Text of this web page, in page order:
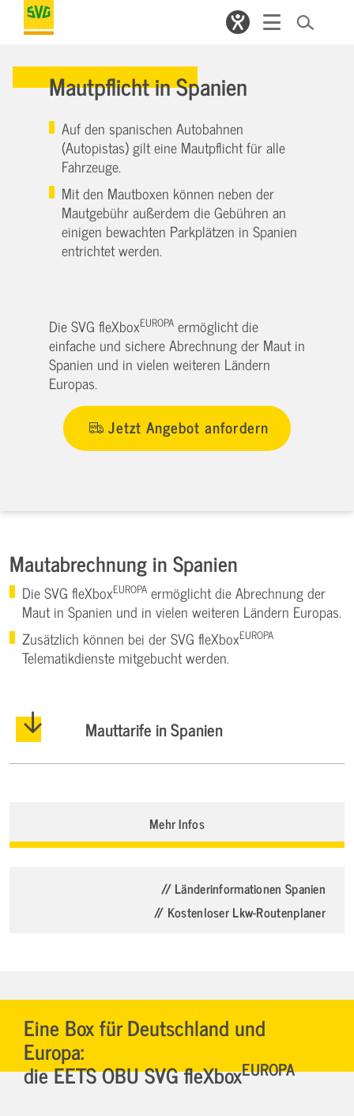
Mautpflicht in Spanien
Auf den spanischen Autobahnen
(Autopistas) gilt eine Mautpflicht für alle
Fahrzeuge.
Mit den Mautboxen können neben der
Mautgebühr außerdem die Gebühren an
einigen bewachten Parkplätzen in Spanien
entrichtet werden.
Die SVG fleXboxEUROPA ermöglicht die
einfache und sichere Abrechnung der Maut in
Spanien und in vielen weiteren Ländern
Europas.
Jetzt Angebot anfordern
Mautabrechnung in Spanien
Die SVG fleXboxEUROPA ermöglicht die Abrechnung der
Maut in Spanien und in vielen weiteren Ländern Europas.
Zusätzlich können bei der SVG fleXboxEUROPA
Telematikdienste mitgebucht werden.
Mauttarife in Spanien
Mehr Infos
// Länderinformationen Spanien
// Kostenloser Lkw-Routenplaner
Eine Box für Deutschland und
Europa:
die EETS OBU SVG fleXboxEUROPA